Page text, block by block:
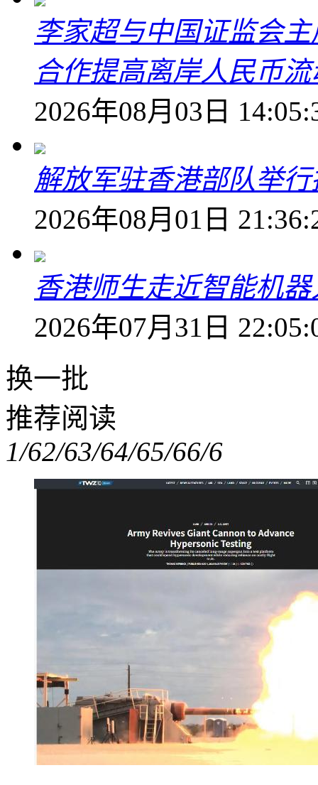
李家超与中国证监会
合作提高离岸人民币
2026年08月03日
解放军驻香港部队举
2026年08月01日
香港师生走近智能机
2026年07月31日
换一批
推荐阅读
1/62/63/64/65/66/6